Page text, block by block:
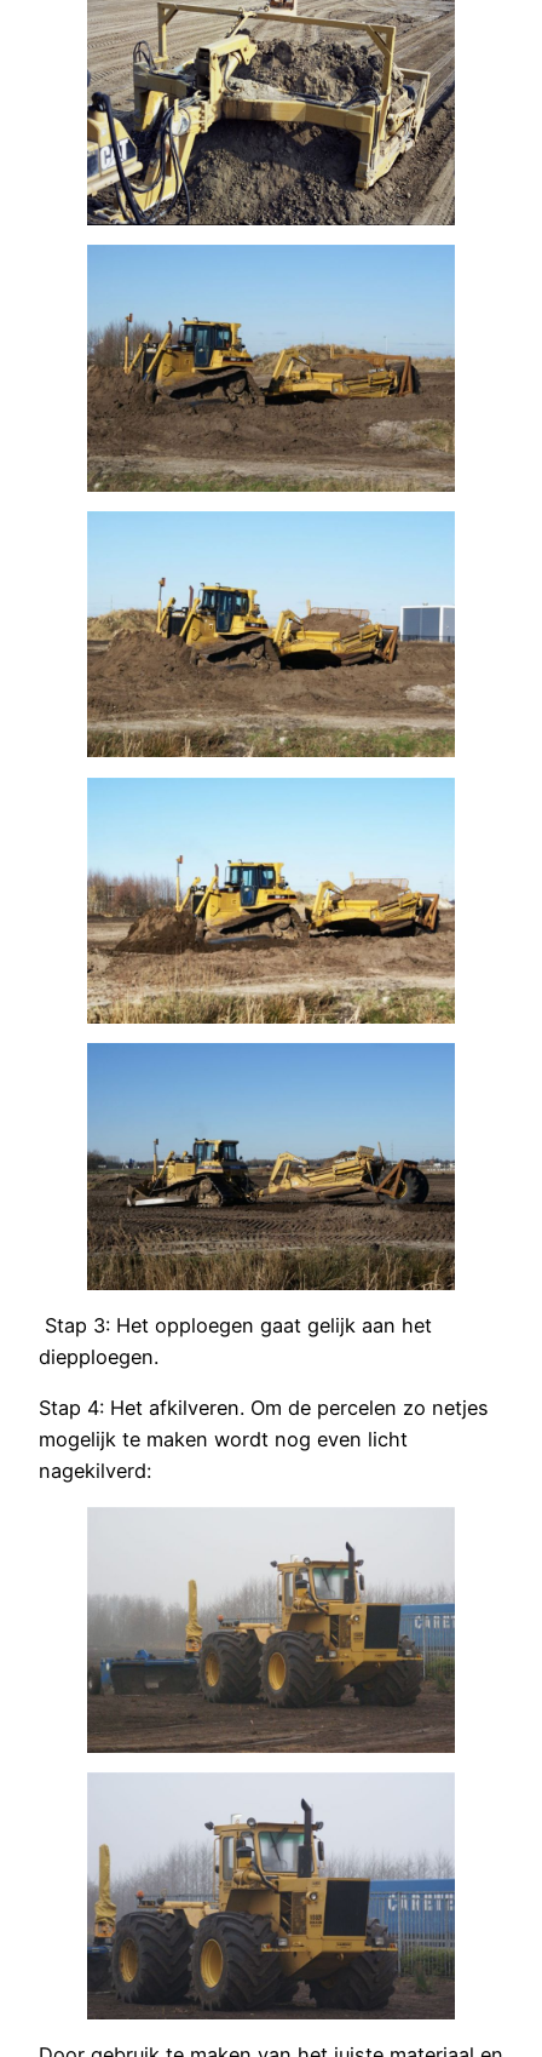
Stap 3: Het opploegen gaat gelijk aan het
diepploegen.
Stap 4: Het afkilveren. Om de percelen zo netjes
mogelijk te maken wordt nog even licht
nagekilverd: